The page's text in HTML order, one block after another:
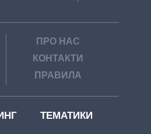
ПРО НАС
КОНТАКТИ
ПРАВИЛА
ТЕМАТИКИ